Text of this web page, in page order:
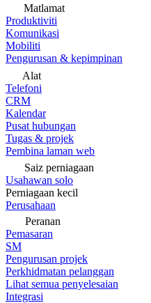
Matlamat
Produktiviti
Komunikasi
Mobiliti
Pengurusan & kepimpinan
Alat
Telefoni
CRM
Kalendar
Pusat hubungan
Tugas & projek
Pembina laman web
Saiz perniagaan
Usahawan solo
Perniagaan kecil
Perusahaan
Peranan
Pemasaran
SM
Pengurusan projek
Perkhidmatan pelanggan
Lihat semua penyelesaian
Integrasi